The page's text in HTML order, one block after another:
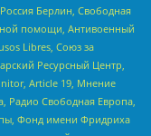
Берлин, Свободная
помощи, Антивоенный
Libres, Союз за
Ресурсный Центр,
Article 19, Мнение
Радио Свободная Европа,
Фонд имени Фридриха